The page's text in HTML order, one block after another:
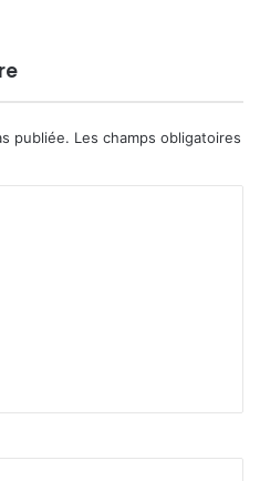
publiée. Les champs obligatoires